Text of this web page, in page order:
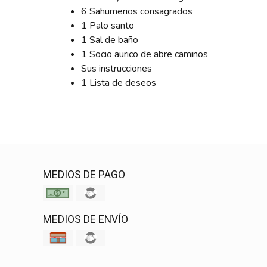
6 Sahumerios consagrados
1 Palo santo
1 Sal de baño
1 Socio aurico de abre caminos
Sus instrucciones
1 Lista de deseos
MEDIOS DE PAGO
MEDIOS DE ENVÍO